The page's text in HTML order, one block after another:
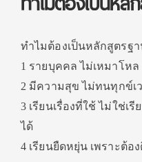
ทำไมต้องเป็นหลักสูตรฐ
1 รายบุคคล ไม่เหมาโหล
2 มีความสุข ไม่ทนทุกข์เ
3 เรียนเรื่องที่ใช้ ไม่ใช่เ
ได้
4 เรียนยืดหยุ่น เพราะต้อ